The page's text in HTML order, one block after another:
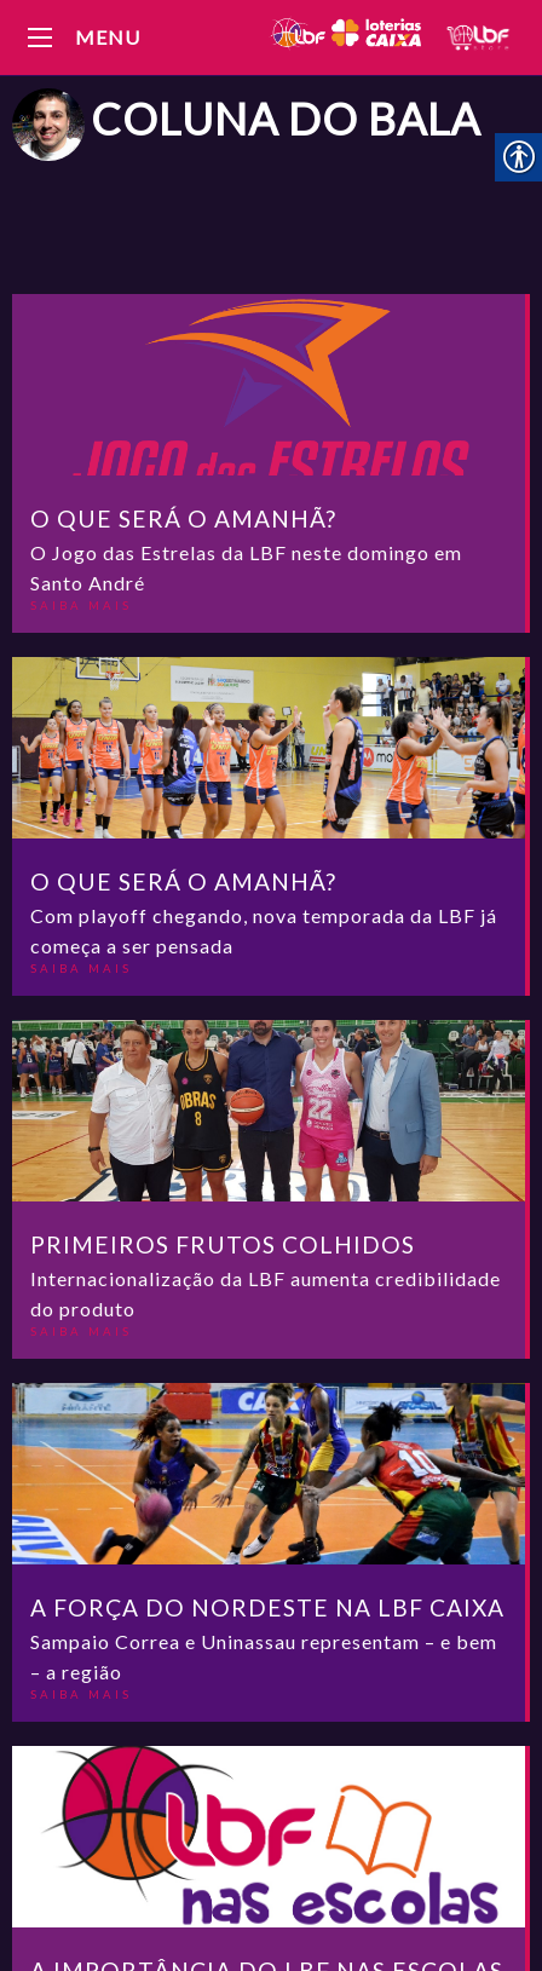
MENU
COLUNA DO BALA
O QUE SERÁ O AMANHÃ?
O Jogo das Estrelas da LBF neste domingo em
Santo André
SAIBA MAIS
O QUE SERÁ O AMANHÃ?
Com playoff chegando, nova temporada da LBF já
começa a ser pensada
SAIBA MAIS
PRIMEIROS FRUTOS COLHIDOS
Internacionalização da LBF aumenta credibilidade
do produto
SAIBA MAIS
A FORÇA DO NORDESTE NA LBF CAIXA
Sampaio Correa e Uninassau representam – e bem
– a região
SAIBA MAIS